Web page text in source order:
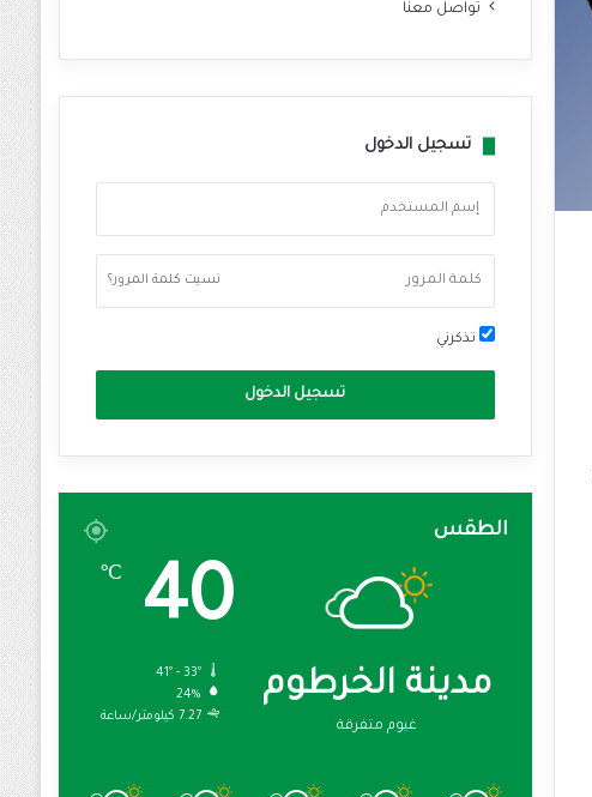
تواصل معنا
تسجيل الدخول
نسيت كلمة المرور؟
تذكرني
تسجيل الدخول
الطقس
مدينة الخرطوم
غيوم متفرقة
40
℃
41º - 33º
24%
7.27 كيلومتر/ساعة